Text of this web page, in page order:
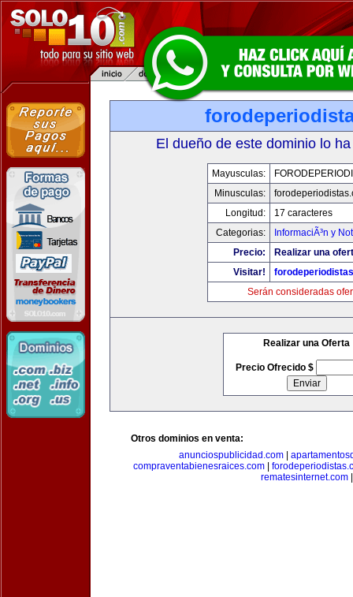
El dueño de este dominio lo
Mayusculas:
Minusculas:
Longitud:
17 caracteres
Categorias:
InformaciÃ³n y
Precio:
Realizar una
Visitar!
Serán consideradas
Realizar una Oferta
Precio Ofrecido $
Otros dominios en venta:
anunciospublicidad.com|
compraventabienesraices.com
rematesinternet.com|